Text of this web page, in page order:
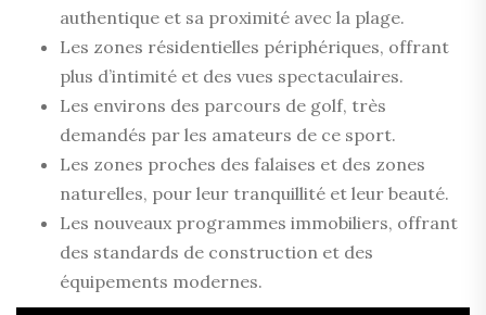
authentique et sa proximité avec la plage.
Les zones résidentielles périphériques, offrant
plus d’intimité et des vues spectaculaires.
Les environs des parcours de golf, très
demandés par les amateurs de ce sport.
Les zones proches des falaises et des zones
naturelles, pour leur tranquillité et leur beauté.
Les nouveaux programmes immobiliers, offrant
des standards de construction et des
équipements modernes.